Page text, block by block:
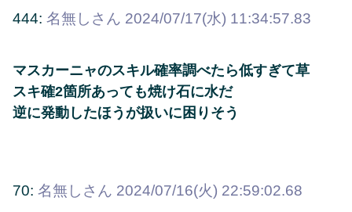
444: 名無しさん 2024/07/17(水) 11:34:57.83
マスカーニャのスキル確率調べたら低すぎて草
スキ確2箇所あっても焼け石に水だ
逆に発動したほうが扱いに困りそう
70: 名無しさん 2024/07/16(火) 22:59:02.68